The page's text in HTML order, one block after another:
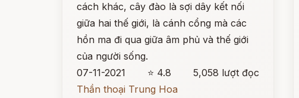
cách khác, cây đào là sợi dây kết nối
giữa hai thế giới, là cánh cổng mà các
hồn ma đi qua giữa âm phủ và thế giới
của người sống.
07-11-2021
⭐ 4.8
5,058 lượt đọc
Thần thoại Trung Hoa